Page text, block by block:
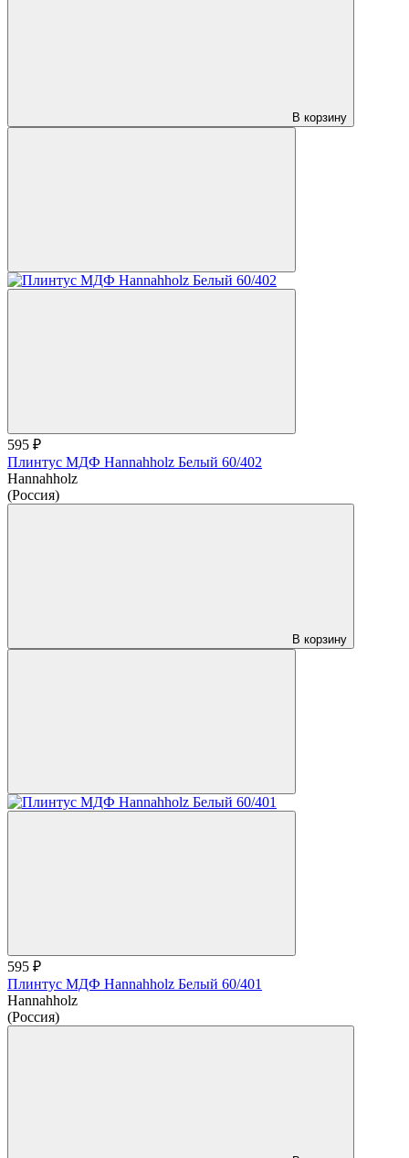
В корзину
595 ₽
Плинтус МДФ Hannahholz Белый 60/402
Hannahholz
(Россия)
В корзину
595 ₽
Плинтус МДФ Hannahholz Белый 60/401
Hannahholz
(Россия)